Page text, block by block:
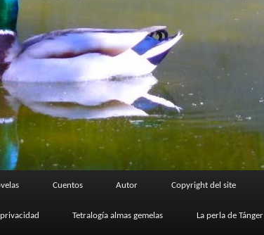
Cuentos Autor Copyright del site
Tetralogía almas gemelas La perla de Tánger